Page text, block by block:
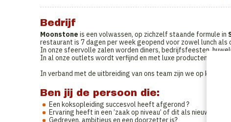
Bedrijf
Moonstone is een volwassen, op zichzelf staande formule in
restaurant is 7 dagen per week geopend voor zowel lunch als
In onze sfeervolle zalen worden diners, bedrijfsfeesten,
In al onze outlets wordt verfijnd en met luxe producten
In verband met de uitbreiding van ons team zijn we op korte
Ben jij de persoon die:
Een koksopleiding succesvol heeft afgerond ?
Ervaring heeft in een ’zaak op niveau’ of dit als nieuwe
Gedreven, ambitieus en een doorzetter is?